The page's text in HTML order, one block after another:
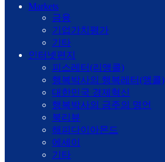
Markets
금융
기업가치평가
기타
인터넷편지
피스레터(리앵콜)
행복박사의 행복레터(앵콜)
대한민국 경제혁신
행복박사의 금주의 명언
북리뷰
해피다이아몬드
에세이
기타